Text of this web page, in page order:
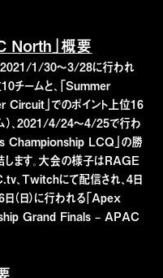
North」概要
1/30～3/28に行われ
チームと、「Summer
Circuit」でのポイント上位16
ム）、2021/4/24～4/25で行わ
Championship LCQ」の勝
ます。大会の様子はRAGE
、Twitchにて配信され、4日
（日）に行われる「Apex
Grand Finals – APAC